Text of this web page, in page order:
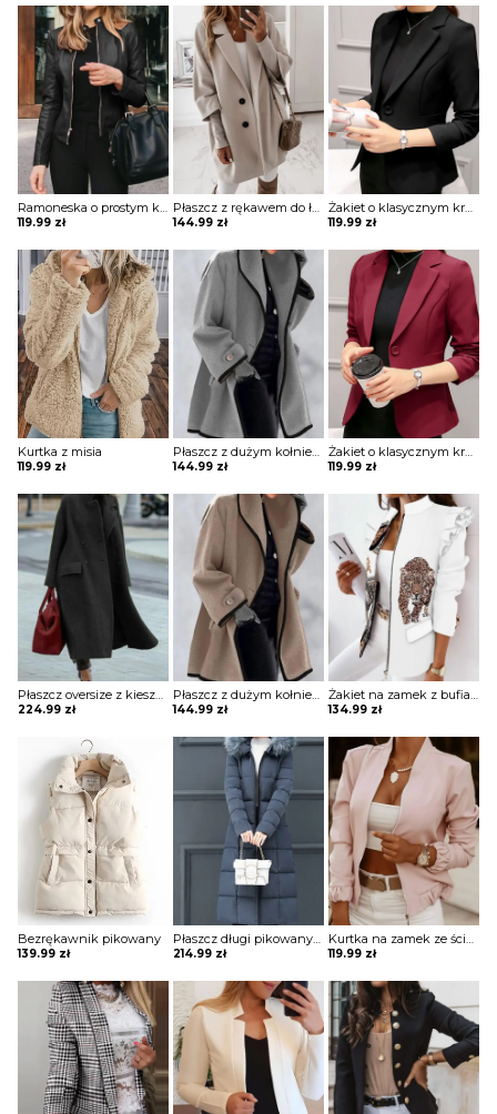
119.99 zł
Płaszcz z rękawem do łokcia
144.99 zł
Żakiet o klasycznym kroju z przeszyciami
119.99 zł
Kurtka z misia
119.99 zł
Płaszcz z dużym kołnierzem i ozdobną lamówką
144.99 zł
Żakiet o klasycznym kroju z przeszyciami
119.99 zł
Płaszcz oversize z kieszeniami
224.99 zł
Płaszcz z dużym kołnierzem i ozdobną lamówką
144.99 zł
Żakiet na zamek z bufiastymi rękawami i stójką
134.99 zł
Bezrękawnik pikowany
139.99 zł
Płaszcz długi pikowany z futrzanym wykończeniem
214.99 zł
Kurtka na zamek ze ściągaczami
119.99 zł